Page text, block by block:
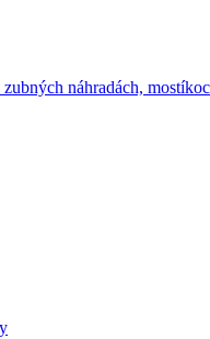
náhradách,